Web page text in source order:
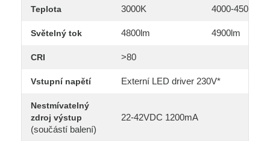
Teplota 3000K 4000-4500K
Světelný tok 4800lm 4900lm
CRI >80
Vstupní napětí Externí LED driver 230V*
Nestmívatelný
zdroj výstup
(součástí balení)
22-42VDC 1200mA